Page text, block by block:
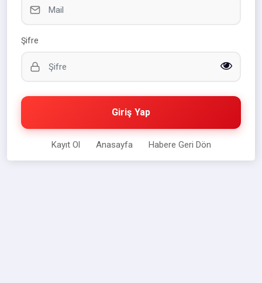
Şifre
Giriş Yap
Kayıt Ol Anasayfa Habere Geri Dön